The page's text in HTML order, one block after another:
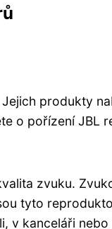
produkty
o pořízení JBL
zvuku.
tyto
v kanceláři nebo